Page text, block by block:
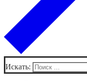
Искать: